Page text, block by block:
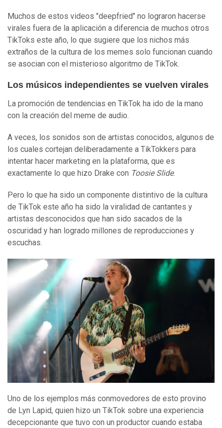
Muchos de estos videos "deepfried" no lograron hacerse
virales fuera de la aplicación a diferencia de muchos otros
TikToks este año, lo que sugiere que los nichos más
extraños de la cultura de los memes solo funcionan cuando
se asocian con el misterioso algoritmo de TikTok.
Los músicos independientes se vuelven virales
La promoción de tendencias en TikTok ha ido de la mano
con la creación del meme de audio.
A veces, los sonidos son de artistas conocidos, algunos de
los cuales cortejan deliberadamente a TikTokkers para
intentar hacer marketing en la plataforma, que es
exactamente lo que hizo Drake con Toosie Slide.
Pero lo que ha sido un componente distintivo de la cultura
de TikTok este año ha sido la viralidad de cantantes y
artistas desconocidos que han sido sacados de la
oscuridad y han logrado millones de reproducciones y
escuchas.
Uno de los ejemplos más conmovedores de esto provino
de Lyn Lapid, quien hizo un TikTok sobre una experiencia
decepcionante que tuvo con un productor cuando estaba